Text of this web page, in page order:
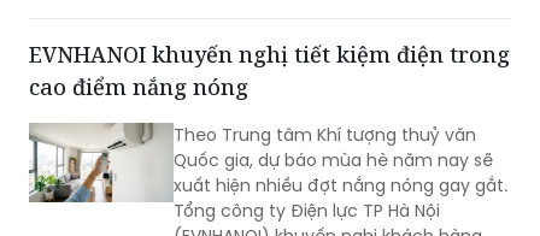
triển khai đồng bộ các giải pháp tiết
kiệm điện, quản lý phụ tải, hỗ trợ phát
bảo đảm cung ứng điện an toàn, ổn
định và thúc đẩy tăng trưởng xanh trên
địa bàn tỉnh..
EVNHANOI khuyến nghị tiết kiệm điện trong
cao điểm nắng nóng
Theo Trung tâm Khí tượng thuỷ văn
Quốc gia, dự báo mùa hè năm nay sẽ
xuất hiện nhiều đợt nắng nóng gay gắt.
Tổng công ty Điện lực TP Hà Nội